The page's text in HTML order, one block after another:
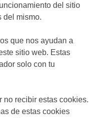
del sitio
del mismo.
que nos ayudan a
sitio web. Estas
solo con tu
no recibir estas cookies.
de estas cookies